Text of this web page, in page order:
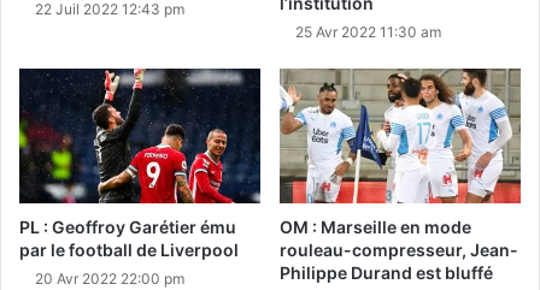
22 Juil 2022 12:43 pm
25 Avr 2022 11:30 am
PL : Geoffroy Garétier ému
par le football de Liverpool
20 Avr 2022 22:00 pm
OM : Marseille en mode
rouleau-compresseur, Jean-
Philippe Durand est bluffé